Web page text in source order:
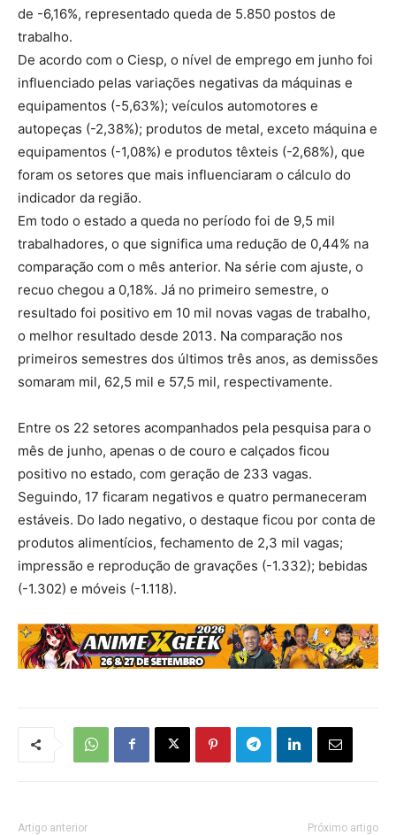
de -6,16%, representado queda de 5.850 postos de
trabalho.
De acordo com o Ciesp, o nível de emprego em junho foi
influenciado pelas variações negativas da máquinas e
equipamentos (-5,63%); veículos automotores e
autopeças (-2,38%); produtos de metal, exceto máquina e
equipamentos (-1,08%) e produtos têxteis (-2,68%), que
foram os setores que mais influenciaram o cálculo do
indicador da região.
Em todo o estado a queda no período foi de 9,5 mil
trabalhadores, o que significa uma redução de 0,44% na
comparação com o mês anterior. Na série com ajuste, o
recuo chegou a 0,18%. Já no primeiro semestre, o
resultado foi positivo em 10 mil novas vagas de trabalho,
o melhor resultado desde 2013. Na comparação nos
primeiros semestres dos últimos três anos, as demissões
somaram mil, 62,5 mil e 57,5 mil, respectivamente.
Entre os 22 setores acompanhados pela pesquisa para o
mês de junho, apenas o de couro e calçados ficou
positivo no estado, com geração de 233 vagas.
Seguindo, 17 ficaram negativos e quatro permaneceram
estáveis. Do lado negativo, o destaque ficou por conta de
produtos alimentícios, fechamento de 2,3 mil vagas;
impressão e reprodução de gravações (-1.332); bebidas
(-1.302) e móveis (-1.118).
Artigo anterior Próximo artigo